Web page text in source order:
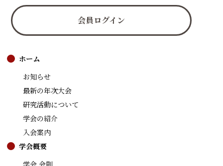
会員ログイン
ホーム
お知らせ
最新の年次大会
研究活動について
学会の紹介
入会案内
学会概要
学会 会則